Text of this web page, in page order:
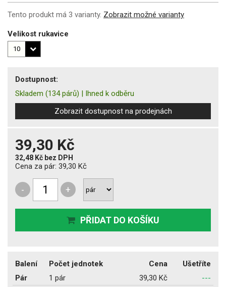
Tento produkt má 3 varianty. Zobrazit možné varianty
Velikost rukavice
Dostupnost:
Skladem (134 párů) | Ihned k odběru
Zobrazit dostupnost na prodejnách
39,30 Kč
32,48 Kč bez DPH
Cena za pár: 39,30 Kč
- +
PŘIDAT DO KOŠÍKU
Balení Počet jednotek Cena
Ušetříte
Pár
1 pár 39,30 Kč
---